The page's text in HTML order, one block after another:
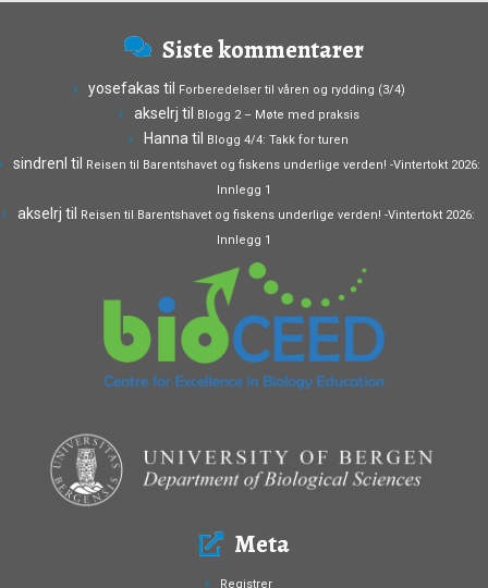
Siste kommentarer
yosefakas til Forberedelser til våren og rydding (3/4)
akselrj til Blogg 2 – Møte med praksis
Hanna til Blogg 4/4: Takk for turen
sindrenl til Reisen til Barentshavet og fiskens underlige verden! -Vintertokt 2026:
Innlegg 1
akselrj til Reisen til Barentshavet og fiskens underlige verden! -Vintertokt 2026:
Innlegg 1
Meta
Registrer